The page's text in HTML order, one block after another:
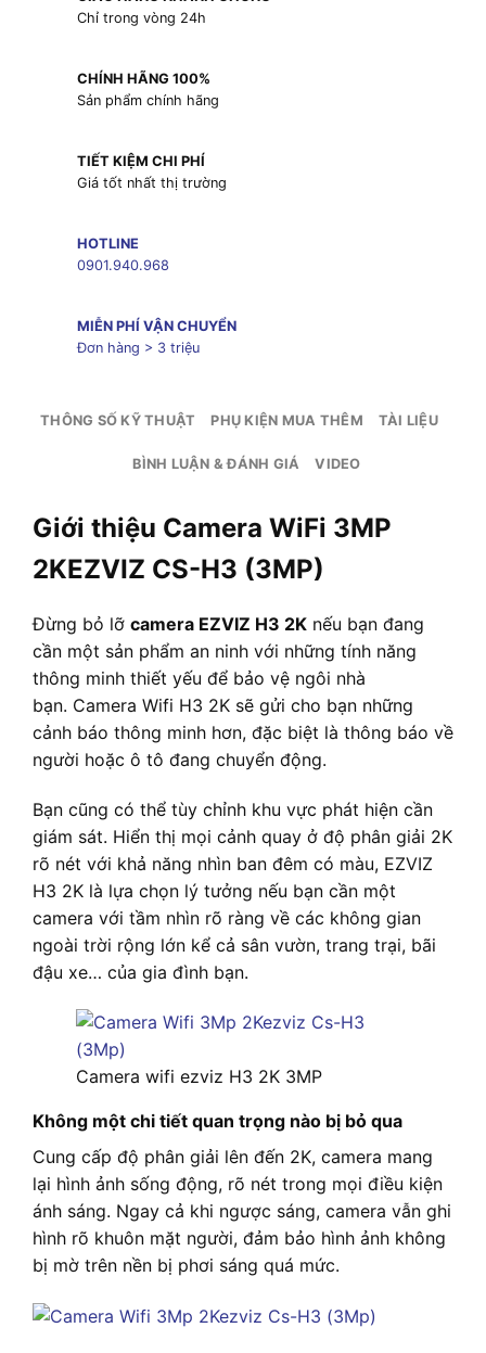
Chỉ trong vòng 24h
CHÍNH HÃNG 100%
Sản phẩm chính hãng
TIẾT KIỆM CHI PHÍ
Giá tốt nhất thị trường
HOTLINE
0901.940.968
MIỄN PHÍ VẬN CHUYỂN
Đơn hàng > 3 triệu
THÔNG SỐ KỸ THUẬT PHỤ KIỆN MUA THÊM TÀI LIỆU
BÌNH LUẬN & ĐÁNH GIÁ VIDEO
Giới thiệu Camera WiFi 3MP
2KEZVIZ CS-H3 (3MP)
Đừng bỏ lỡ camera EZVIZ H3 2K nếu bạn đang
cần một sản phẩm an ninh với những tính năng
thông minh thiết yếu để bảo vệ ngôi nhà
bạn. Camera Wifi H3 2K sẽ gửi cho bạn những
cảnh báo thông minh hơn, đặc biệt là thông báo về
người hoặc ô tô đang chuyển động.
Bạn cũng có thể tùy chỉnh khu vực phát hiện cần
giám sát. Hiển thị mọi cảnh quay ở độ phân giải 2K
rõ nét với khả năng nhìn ban đêm có màu, EZVIZ
H3 2K là lựa chọn lý tưởng nếu bạn cần một
camera với tầm nhìn rõ ràng về các không gian
ngoài trời rộng lớn kể cả sân vườn, trang trại, bãi
đậu xe… của gia đình bạn.
Camera wifi ezviz H3 2K 3MP
Không một chi tiết quan trọng nào bị bỏ qua
Cung cấp độ phân giải lên đến 2K, camera mang
lại hình ảnh sống động, rõ nét trong mọi điều kiện
ánh sáng. Ngay cả khi ngược sáng, camera vẫn ghi
hình rõ khuôn mặt người, đảm bảo hình ảnh không
bị mờ trên nền bị phơi sáng quá mức.